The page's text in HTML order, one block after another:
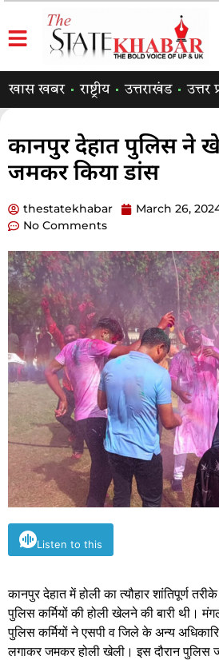
खास खबर राष्ट्रीय उत्तराखंड उत्तर
कानपुर देहात पुलिस ने
जमकर किया डांस
thestatekhabar March 26,
No Comments
Listen to this
कानपुर देहात में होली का त्यौहार शांतिपूर्ण
पुलिस कर्मियों की होली खेलने की बारी थी।
पुलिस कर्मियों ने एसपी व जिले के अन्य
लगाकर जमकर होली खेली। इस दौरान पुलिस